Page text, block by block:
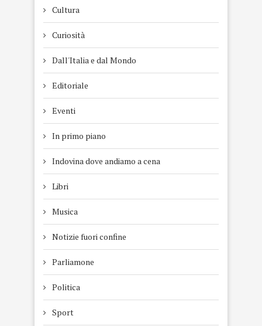
Cultura
Curiosità
Dall'Italia e dal Mondo
Editoriale
Eventi
In primo piano
Indovina dove andiamo a cena
Libri
Musica
Notizie fuori confine
Parliamone
Politica
Sport